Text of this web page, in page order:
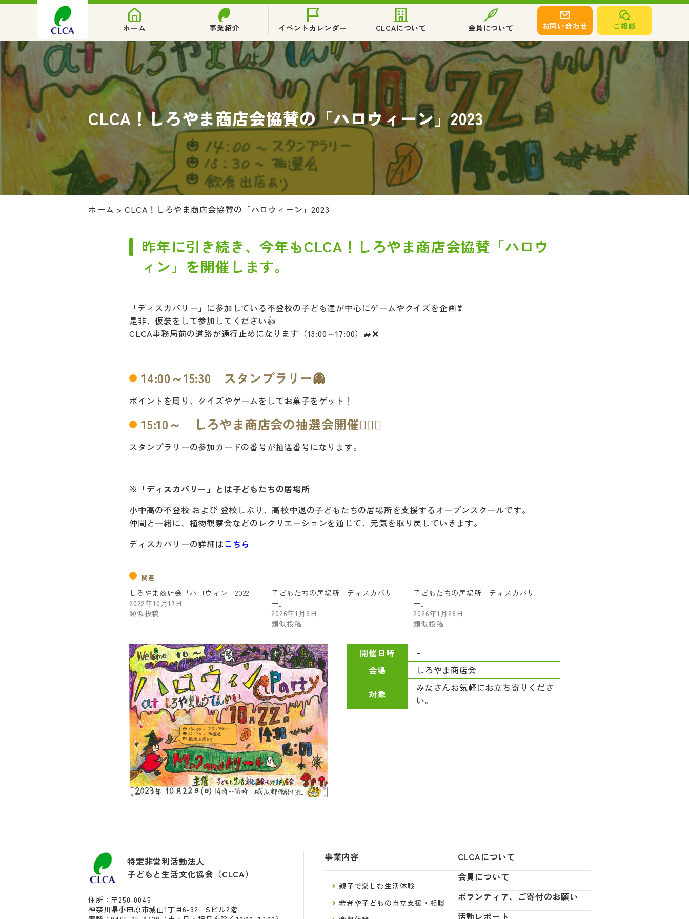
ホーム 事業紹介 イベントカレンダー CLCAについて 会員について お問い合わせ ご相談
CLCA！しろやま商店会協賛の「ハロウィーン」2023
ホーム > CLCA！しろやま商店会協賛の「ハロウィーン」2023
昨年に引き続き、今年もCLCA！しろやま商店会協賛「ハロウ
ィン」を開催します。
「ディスカバリー」に参加している不登校の子ども達が中心にゲームやクイズを企画❣
是非、仮装をして参加してください👍
CLCA事務局前の道路が通行止めになります（13:00～17:00）🚙❌
14:00～15:30 スタンプラリー👻
ポイントを周り、クイズやゲームをしてお菓子をゲット！
15:10～ しろやま商店会の抽選会開催😶‍🌫️🍬
スタンプラリーの参加カードの番号が抽選番号になります。
※「ディスカバリー」とは子どもたちの居場所
小中高の不登校 および 登校しぶり、高校中退の子どもたちの居場所を支援するオープンスクールです。
仲間と一緒に、植物観察会などのレクリエーションを通じて、元気を取り戻していきます。
ディスカバリーの詳細はこちら
関連
しろやま商店会「ハロウィン」2022
2022年10月17日
類似投稿
子どもたちの居場所「ディスカバリ
ー」
2026年1月6日
類似投稿
子どもたちの居場所「ディスカバリ
ー」
2026年1月28日
類似投稿
開催日時
–
会場
しろやま商店会
対象
みなさんお気軽にお立ち寄りくださ
い。
特定非営利活動法人
子どもと生活文化協会（CLCA）
住所：〒250-0045
神奈川県小田原市城山1丁目6-32 Sビル2階
事業内容
親子で楽しむ生活体験
若者や子どもの自立支援・相談
CLCAについて
会員について
ボランティア、ご寄付のお願い
活動レポート